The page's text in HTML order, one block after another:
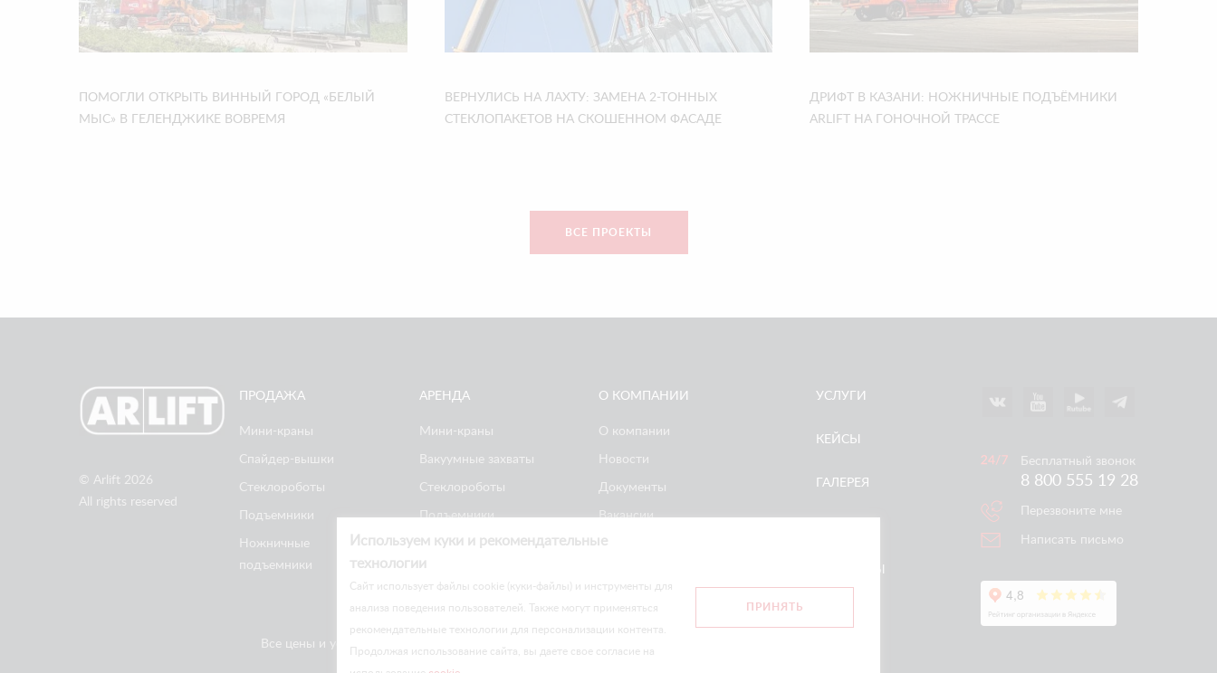
ПОМОГЛИ ОТКРЫТЬ ВИННЫЙ ГОРОД «БЕЛЫЙ
МЫС» В ГЕЛЕНДЖИКЕ ВОВРЕМЯ
ВЕРНУЛИСЬ НА ЛАХТУ: ЗАМЕНА 2-ТОННЫХ
СТЕКЛОПАКЕТОВ НА СКОШЕННОМ ФАСАДЕ
ДРИФТ В КАЗАНИ: НОЖНИЧНЫЕ ПОДЪЁМНИКИ
ARLIFT НА ГОНОЧНОЙ ТРАССЕ
ВСЕ ПРОЕКТЫ
© Arlift 2026
All rights reserved
ПРОДАЖА
Мини-краны
Спайдер-вышки
Стеклороботы
Подъемники
Ножничные
подъемники
АРЕНДА
Мини-краны
Вакуумные захваты
Стеклороботы
Подъемники
Ножничные
подъемники
О КОМПАНИИ
О компании
Новости
Документы
Вакансии
Реквизиты
конфиденциальности
УСЛУГИ
КЕЙСЫ
ГАЛЕРЕЯ
Бесплатный звонок
8 800 555 19 28
Перезвоните мне
Написать письмо
Все цены и условия на сайте носят информационный характер и не являются публичной офертой.
Используем куки и рекомендательные
технологии
Cайт использует файлы cookie (куки-файлы) и инструменты для
анализа поведения пользователей. Также могут применяться
рекомендательные технологии для персонализации контента.
Продолжая использование сайта, вы даете свое согласие на
ПРИНЯТЬ